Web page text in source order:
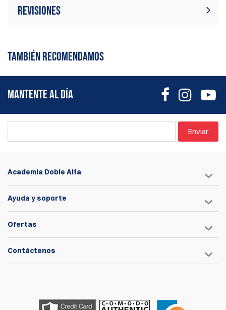
Revisiones
productos. Sé el primero en escribir
una reseña
TAMBIÉN RECOMENDAMOS
MANTENTE AL DÍA
Enviar
Academia Doble Alfa
Ayuda y soporte
Ofertas
Contáctenos